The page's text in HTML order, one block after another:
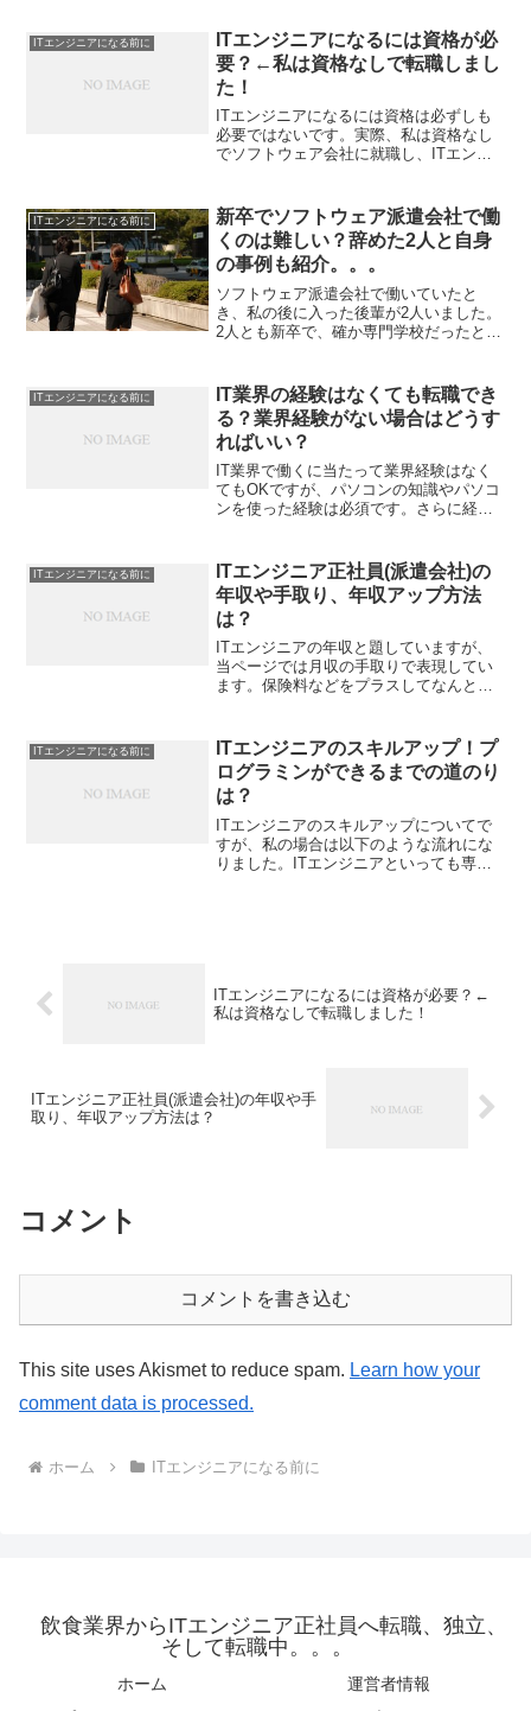
り返ることで、訪問者の方に無駄な勉強
をしなくていいように情...
ITエンジニアになる前に
ITエンジニアになるには資格が必
要？←私は資格なしで転職しまし
た！
ITエンジニアになるには資格は必ずしも
必要ではないです。実際、私は資格なし
でソフトウェア会社に就職し、ITエンジ
る過程のほうが大事かなと思います。IT
エンジニアの資格に...
ITエンジニアになる前に
新卒でソフトウェア派遣会社で働
くのは難しい？辞めた2人と自身
の事例も紹介。。。
ソフトウェア派遣会社で働いていたと
き、私の後に入った後輩が2人いました。
2人とも新卒で、確か専門学校だったと思
われ帰社(同時に派遣元はクビ)、もう1人
は入社3ヶ月くら...
ITエンジニアになる前に
IT業界の経験はなくても転職でき
る？業界経験がない場合はどうす
ればいい？
IT業界で働くに当たって業界経験はなく
てもOKですが、パソコンの知識やパソコ
ンを使った経験は必須です。さらに経験
ということが前提です。わからないこと
は自分で調べるイン...
ITエンジニアになる前に
ITエンジニア正社員(派遣会社)の
年収や手取り、年収アップ方法
は？
ITエンジニアの年収と題していますが、
当ページでは月収の手取りで表現してい
ます。保険料などをプラスしてなんとな
は？ITエンジニアの年収ですがソフトウ
ェア派遣会社で正社員...
ITエンジニアになる前に
ITエンジニアのスキルアップ！プ
ログラミンができるまでの道のり
は？
ITエンジニアのスキルアップについてで
すが、私の場合は以下のような流れにな
りました。ITエンジニアといっても専門
ITエンジニアになるには資格が必要？←
私は資格なしで転職しました！
ITエンジニア正社員(派遣会社)の年収や手
取り、年収アップ方法は？
コメント
コメントを書き込む
This site uses Akismet to reduce spam. Learn how your
comment data is processed.
ホーム ITエンジニアになる前に
飲食業界からITエンジニア正社員へ転職、独立、
そして転職中。。。
ホーム
運営者情報